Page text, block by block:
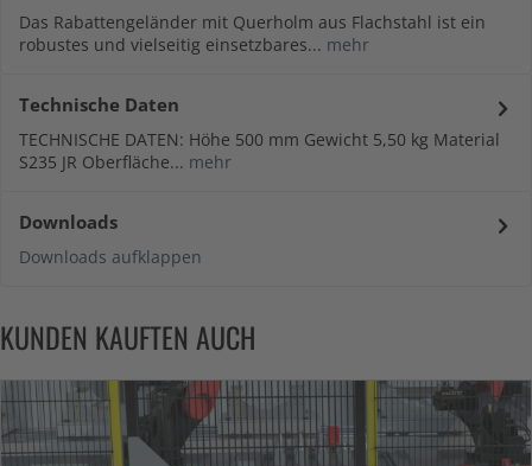
Das Rabattengeländer mit Querholm aus Flachstahl ist ein
robustes und vielseitig einsetzbares... mehr
Technische Daten
TECHNISCHE DATEN: Höhe 500 mm Gewicht 5,50 kg Material
S235 JR Oberfläche... mehr
Downloads
Downloads aufklappen
KUNDEN KAUFTEN AUCH